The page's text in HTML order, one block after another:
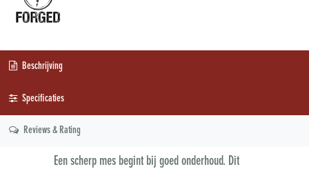
Beschrijving
Specificaties
Reviews & Rating
Een scherp mes begint bij goed onderhoud. Dit